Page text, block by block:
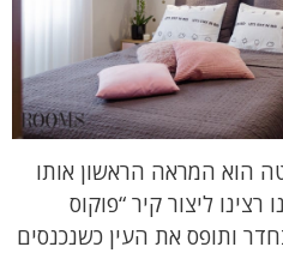
הוא המראה הראשון אותו
ליצור קיר “פוקוס
ותופס את העין כשנכנסים